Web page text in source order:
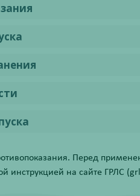
Перед
инструкцией на сайте ГРЛС